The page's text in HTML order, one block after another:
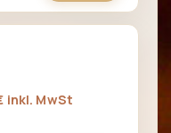
inkl. MwSt